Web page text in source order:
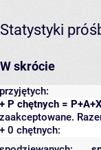
Statystyki
W skrócie
przyjętych:
+ P chętnych =
zaakceptowane.
+ 0 chętnych: